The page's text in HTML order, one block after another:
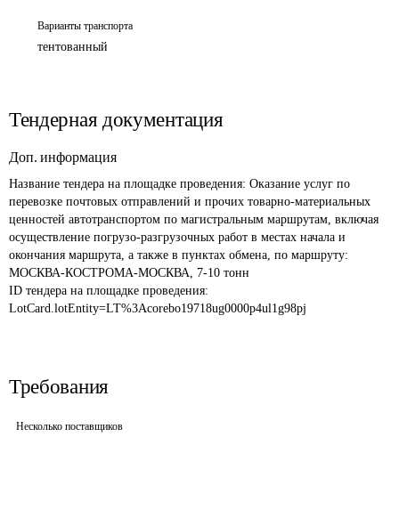
Варианты транспорта
тентованный
Тендерная документация
Доп. информация
Название тендера на площадке проведения: Оказание услуг по
перевозке почтовых отправлений и прочих товарно-материальных
ценностей автотранспортом по магистральным маршрутам, включая
осуществление погрузо-разгрузочных работ в местах начала и
окончания маршрута, а также в пунктах обмена, по маршруту:
МОСКВА-КОСТРОМА-МОСКВА, 7-10 тонн
ID тендера на площадке проведения:
LotCard.lotEntity=LT%3Acorebo19718ug0000p4ul1g98pj
Требования
Несколько поставщиков